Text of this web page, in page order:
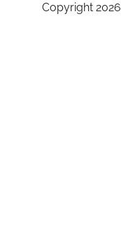
Copyright 2026